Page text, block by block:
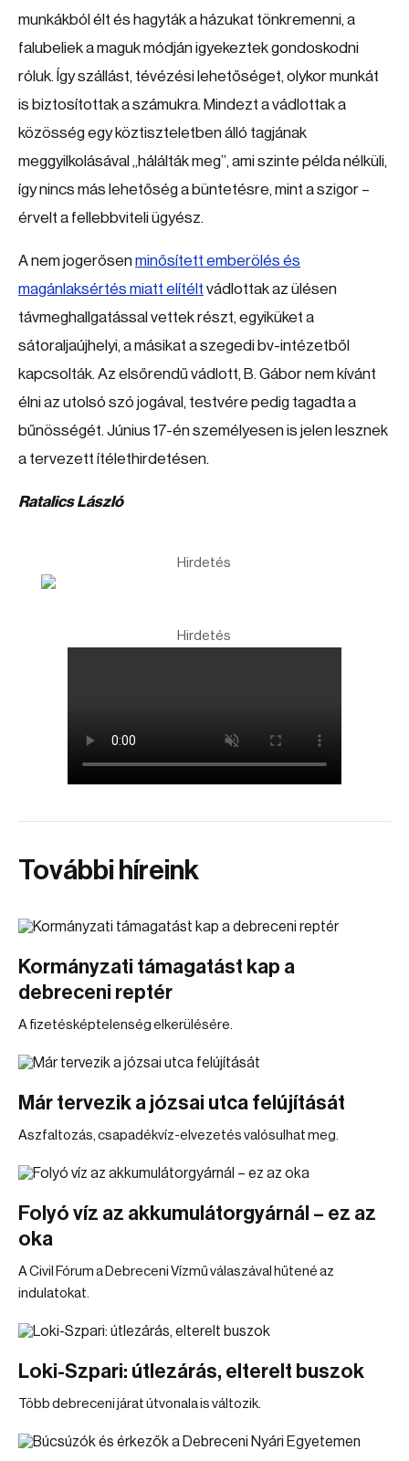
munkákból élt és hagyták a házukat tönkremenni, a
falubeliek a maguk módján igyekeztek gondoskodni
róluk. Így szállást, tévézési lehetőséget, olykor munkát
is biztosítottak a számukra. Mindezt a vádlottak a
közösség egy köztiszteletben álló tagjának
meggyilkolásával „hálálták meg”, ami szinte példa nélküli,
így nincs más lehetőség a büntetésre, mint a szigor –
érvelt a fellebbviteli ügyész.
A nem jogerősenminősített emberölés és
magánlaksértés miatt elítélt vádlottak az ülésen
távmeghallgatással vettek részt, egyiküket a
sátoraljaújhelyi, a másikat a szegedi bv-intézetből
kapcsolták. Az elsőrendű vádlott, B. Gábor nem kívánt
élni az utolsó szó jogával, testvére pedig tagadta a
bűnösségét. Június 17-én személyesen is jelen lesznek
a tervezett ítélethirdetésen.
Ratalics László
Hirdetés
Hirdetés
További híreink
Kormányzati támagatást kap a
debreceni reptér
A fizetésképtelenség elkerülésére.
Már tervezik a józsai utca felújítását
Aszfaltozás, csapadékvíz-elvezetés valósulhat meg.
Folyó víz az akkumulátorgyárnál – ez az
oka
A Civil Fórum a Debreceni Vízmű válaszával hűtené az
indulatokat.
Loki-Szpari: útlezárás, elterelt buszok
Több debreceni járat útvonala is változik.